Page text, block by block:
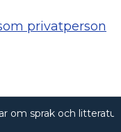
privatperson
om sprak och litteratur